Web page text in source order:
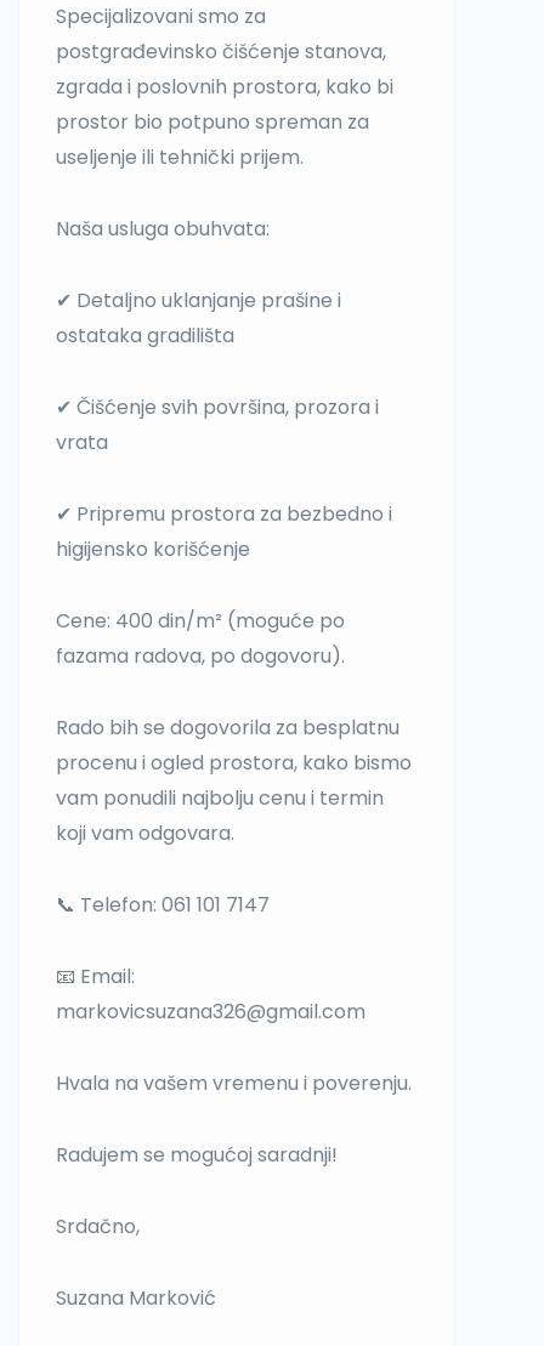
Specijalizovani smo za
postgrađevinsko čišćenje stanova,
zgrada i poslovnih prostora, kako bi
prostor bio potpuno spreman za
useljenje ili tehnički prijem.
Naša usluga obuhvata:
✔ Detaljno uklanjanje prašine i
ostataka gradilišta
✔ Čišćenje svih površina, prozora i
vrata
✔ Pripremu prostora za bezbedno i
higijensko korišćenje
Cene: 400 din/m² (moguće po
fazama radova, po dogovoru).
Rado bih se dogovorila za besplatnu
procenu i ogled prostora, kako bismo
vam ponudili najbolju cenu i termin
koji vam odgovara.
📞 Telefon: 061 101 7147
📧 Email:
markovicsuzana326@gmail.com
Hvala na vašem vremenu i poverenju.
Radujem se mogućoj saradnji!
Srdačno,
Suzana Marković